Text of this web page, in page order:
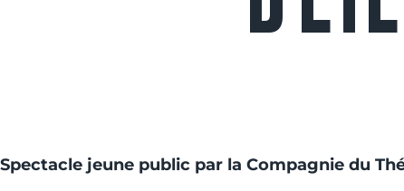
Spectacle jeune public par la Compagnie du